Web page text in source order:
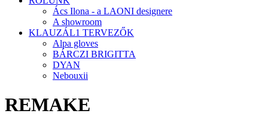
Ács Ilona - a LAONI designere
A showroom
KLAUZÁL1 TERVEZŐK
Alpa gloves
BÁRCZI BRIGITTA
DYAN
Nebouxii
REMAKE